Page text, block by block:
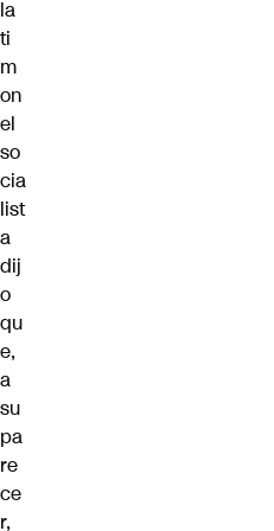
la
ti
m
on
el
so
cia
list
a
dij
o
qu
e,
a
su
pa
re
ce
r,